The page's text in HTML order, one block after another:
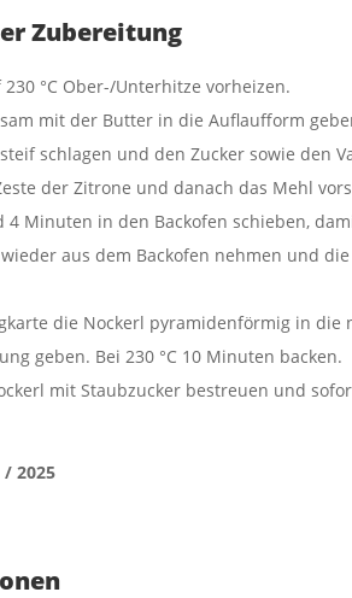
Zubereitung
230 °C Ober-/Unterhitze vorheizen.
mit der Butter in die Auflaufform
schlagen und den Zucker sowie den
der Zitrone und danach das Mehl
4 Minuten in den Backofen schieben,
aus dem Backofen nehmen und
die Nockerl pyramidenförmig in die
geben. Bei 230 °C 10 Minuten backen.
mit Staubzucker bestreuen und
/ 2025